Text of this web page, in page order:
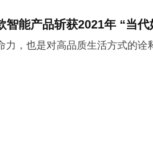
智能产品斩获2021年 “当代
，也是对高品质生活方式的诠